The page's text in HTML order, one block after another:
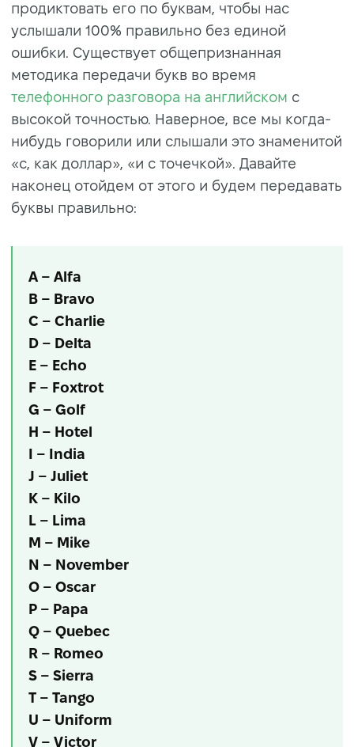
продиктовать его по буквам, чтобы нас
услышали 100% правильно без единой
ошибки. Существует общепризнанная
методика передачи букв во время
телефонного разговора на английском с
высокой точностью. Наверное, все мы когда-
нибудь говорили или слышали это знаменитой
«с, как доллар», «и с точечкой». Давайте
наконец отойдем от этого и будем передавать
буквы правильно:
A – Alfa
B – Bravo
C – Charlie
D – Delta
E – Echo
F – Foxtrot
G – Golf
H – Hotel
I – India
J – Juliet
K – Kilo
L – Lima
M – Mike
N – November
O – Oscar
P – Papa
Q – Quebec
R – Romeo
S – Sierra
T – Tango
U – Uniform
V – Victor